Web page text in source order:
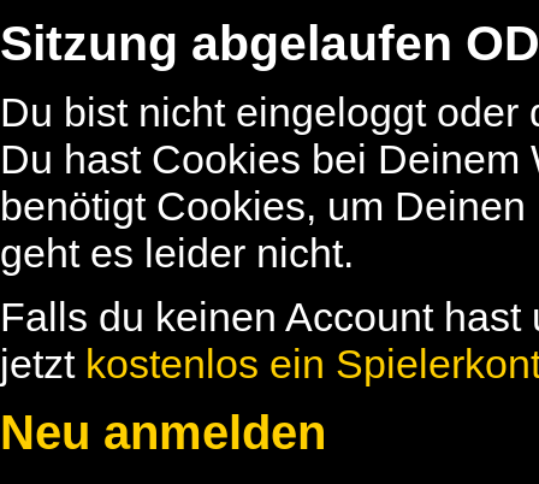
Sitzung abgelaufen
Du bist nicht eingeloggt
Du hast Cookies bei
benötigt Cookies, um
geht es leider nicht.
Falls du keinen Account
jetzt kostenlos ein
Neu anmelden